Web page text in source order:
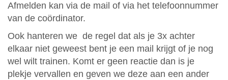
Afmelden kan via de mail of via het telefoonnummer
van de coördinator.
Ook hanteren we de regel dat als je 3x achter
elkaar niet geweest bent je een mail krijgt of je nog
wel wilt trainen. Komt er geen reactie dan is je
plekje vervallen en geven we deze aan een ander